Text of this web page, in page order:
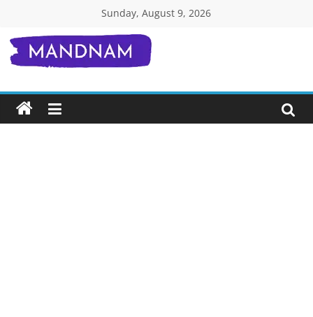
content
Sunday, August 9, 2026
Mandnam.com
जाने
एक-